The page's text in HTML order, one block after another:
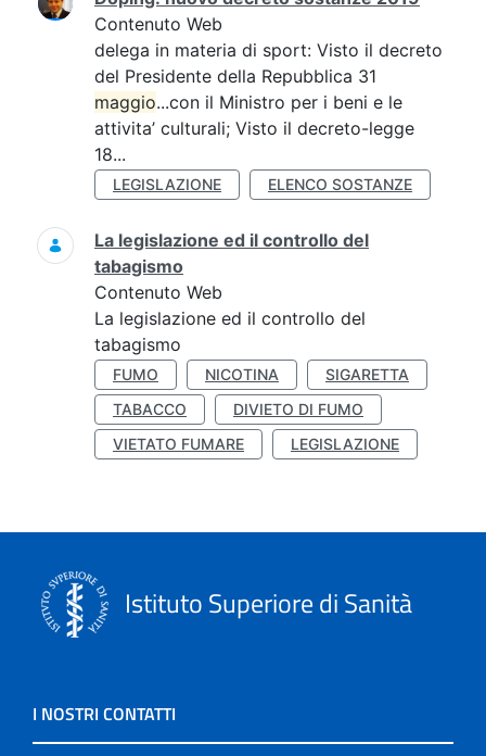
Contenuto Web
delega in materia di sport: Visto il decreto
del Presidente della Repubblica 31
maggio...con il Ministro per i beni e le
attivita’ culturali; Visto il decreto-legge
18...
LEGISLAZIONE ELENCO SOSTANZE
La legislazione ed il controllo del
tabagismo
Contenuto Web
La legislazione ed il controllo del
tabagismo
FUMO NICOTINA
SIGARETTA
TABACCO
DIVIETO DI FUMO
VIETATO FUMARE
LEGISLAZIONE
Istituto Superiore di Sanità
I NOSTRI CONTATTI